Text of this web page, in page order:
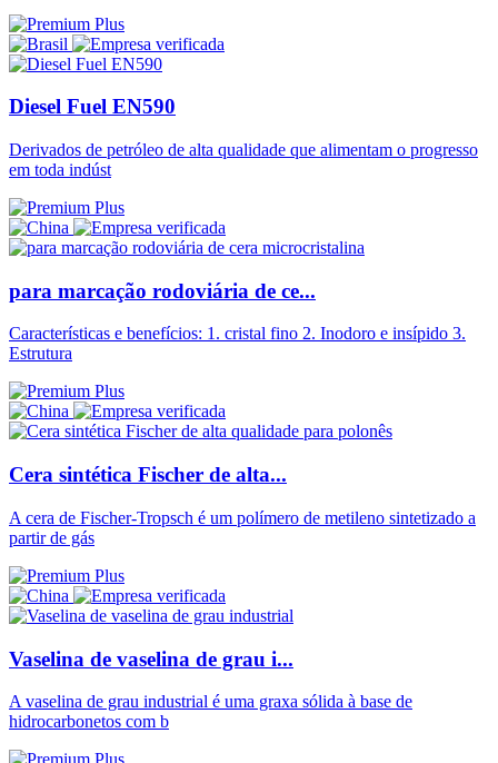
Diesel Fuel EN590
Derivados de petróleo de alta qualidade que alimentam o progresso
em toda indúst
para marcação rodoviária de ce...
Características e benefícios: 1. cristal fino 2. Inodoro e insípido 3.
Estrutura
Cera sintética Fischer de alta...
A cera de Fischer-Tropsch é um polímero de metileno sintetizado a
partir de gás
Vaselina de vaselina de grau i...
A vaselina de grau industrial é uma graxa sólida à base de
hidrocarbonetos com b